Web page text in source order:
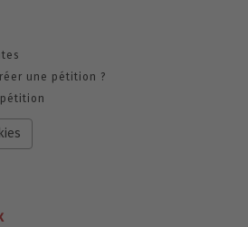
une pétition ?